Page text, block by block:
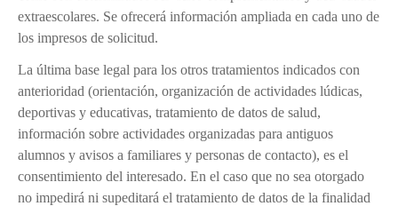
extraescolares. Se ofrecerá información ampliada en cada uno de
los impresos de solicitud.
La última base legal para los otros tratamientos indicados con
anterioridad (orientación, organización de actividades lúdicas,
deportivas y educativas, tratamiento de datos de salud,
información sobre actividades organizadas para antiguos
alumnos y avisos a familiares y personas de contacto), es el
consentimiento del interesado. En el caso que no sea otorgado
no impedirá ni supeditará el tratamiento de datos de la finalidad